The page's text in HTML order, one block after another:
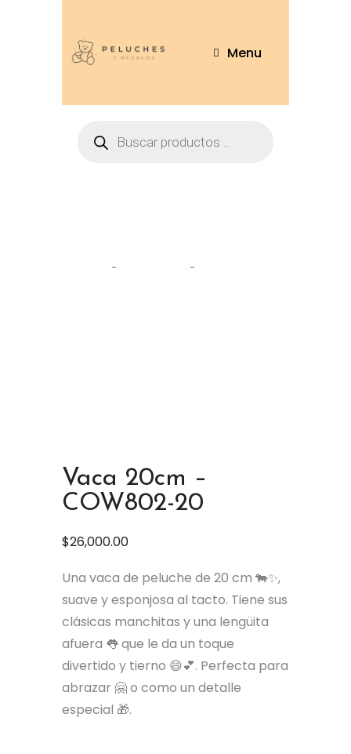
Menu
Vaca 20cm –
COW802-20
$26,000.00
Una vaca de peluche de 20 cm 🐄✨,
suave y esponjosa al tacto. Tiene sus
clásicas manchitas y una lengüita
afuera 👅 que le da un toque
divertido y tierno 😄💕. Perfecta para
abrazar 🤗 o como un detalle
especial 🎁.